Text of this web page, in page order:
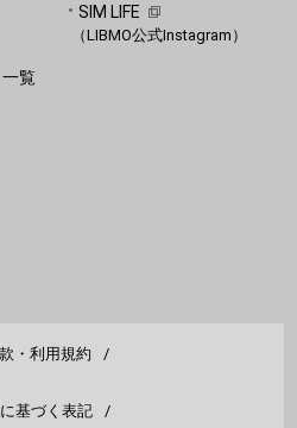
覧
SIM LIFE
（LIBMO公式Instagram）
・利用規約
基づく表記